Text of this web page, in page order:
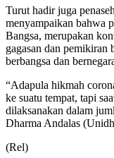
Turut hadir juga
menyampaikan bahwa
Bangsa, merupakan
gagasan dan pemikiran
berbangsa dan
“Adapula hikmah
ke suatu tempat, tapi
dilaksanakan dalam
Dharma Andalas
(Rel)